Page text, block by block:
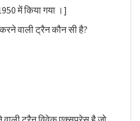
में किया गया ।]
वाली ट्रैन कौन सी है?